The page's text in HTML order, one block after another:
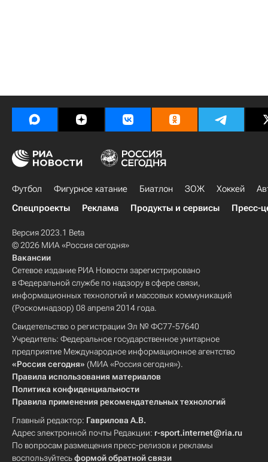
Футбол Фигурное катание Биатлон ЗОЖ Хоккей
Спецпроекты
Реклама Продукты и сервисы Пресс-
Версия 2023.1 Beta
© 2026 МИА «Россия сегодня»
Вакансии
Сетевое издание РИА Новости зарегистрировано
в Федеральной службе по надзору в сфере связи,
информационных технологий и массовых коммуникаций
(Роскомнадзор) 08 апреля 2014 года.
Свидетельство о регистрации Эл № ФС77-57640
Учредитель: Федеральное государственное унитарное
предприятие Международное информационное агентство
«Россия сегодня» (МИА «Россия сегодня»).
Правила использования материалов
Политика конфиденциальности
Правила применения рекомендательных технологий
Главный редактор: Гаврилова А.В.
Адрес электронной почты Редакции: r-sport.internet@ria.ru
По вопросам размещения пресс-релизов и рекламы
воспользуйтесьформой обратной связи